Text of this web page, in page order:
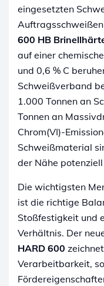
eingesetzten
600 HB
auf einer
und 0,6 % C
Schweißverband
1.000 Tonnen an
Tonnen an
Chrom(VI)-
Schweißmaterial
der Nähe
Die wichtigsten
ist die richtige
Stoßfestigkeit und
Verhältnis. Der
HARD 600
Verarbeitbarkeit,